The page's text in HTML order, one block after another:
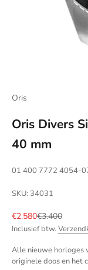
Oris
Oris Divers
40 mm
01 400 7772 4054-
SKU: 34031
Aanbiedingsprijs
€2.580Normale prijs
€3.400
Inclusief btw.
Alle nieuwe horloges
originele doos en het